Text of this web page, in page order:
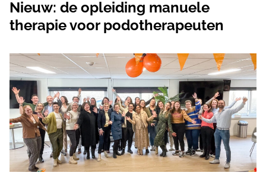
Nieuw: de opleiding manuele
therapie voor podotherapeuten